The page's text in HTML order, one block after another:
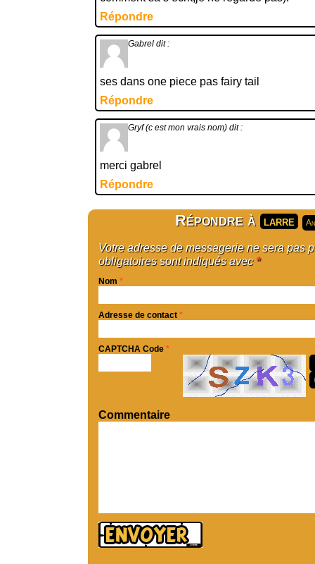
Répondre
Gabrel dit :
ses dans one piece pas fairy tail
Répondre
Gryf (c est mon vrais nom) dit :
merci gabrel
Répondre
Répondre à larre
Votre adresse de messagerie ne sera pas
obligatoires sont indiqués avec *
Nom *
Adresse de contact *
CAPTCHA Code *
Commentaire